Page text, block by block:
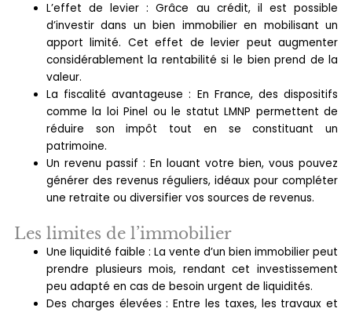
L’effet de levier : Grâce au crédit, il est possible
d’investir dans un bien immobilier en mobilisant un
apport limité. Cet effet de levier peut augmenter
considérablement la rentabilité si le bien prend de la
valeur.
La fiscalité avantageuse : En France, des dispositifs
comme la loi Pinel ou le statut LMNP permettent de
réduire son impôt tout en se constituant un
patrimoine.
Un revenu passif : En louant votre bien, vous pouvez
générer des revenus réguliers, idéaux pour compléter
une retraite ou diversifier vos sources de revenus.
Les limites de l’immobilier
Une liquidité faible : La vente d’un bien immobilier peut
prendre plusieurs mois, rendant cet investissement
peu adapté en cas de besoin urgent de liquidités.
Des charges élevées : Entre les taxes, les travaux et